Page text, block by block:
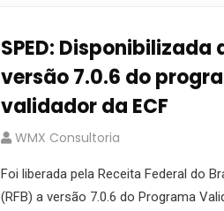
SPED: Disponibilizada
versão 7.0.6 do
validador da ECF
WMX Consultoria
Foi liberada pela Receita Federal do
(RFB) a versão 7.0.6 do Programa